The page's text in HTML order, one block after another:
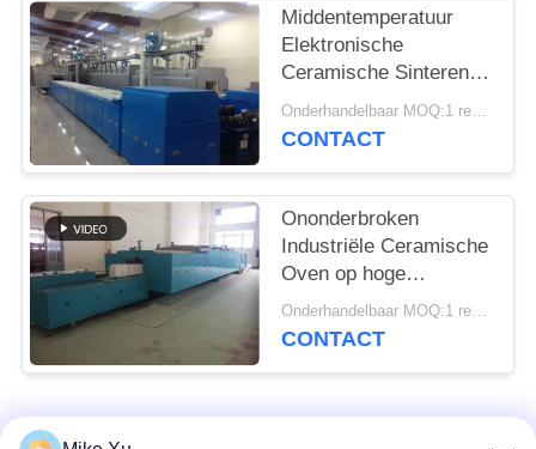
Middentemperatuur
Elektronische
Ceramische Sinterende
Oven
Onderhandelbaar MOQ:1 reeks
CONTACT
Ononderbroken
Industriële Ceramische
Oven op hoge
temperatuur
Onderhandelbaar MOQ:1 reeks
CONTACT
populaire categorieën